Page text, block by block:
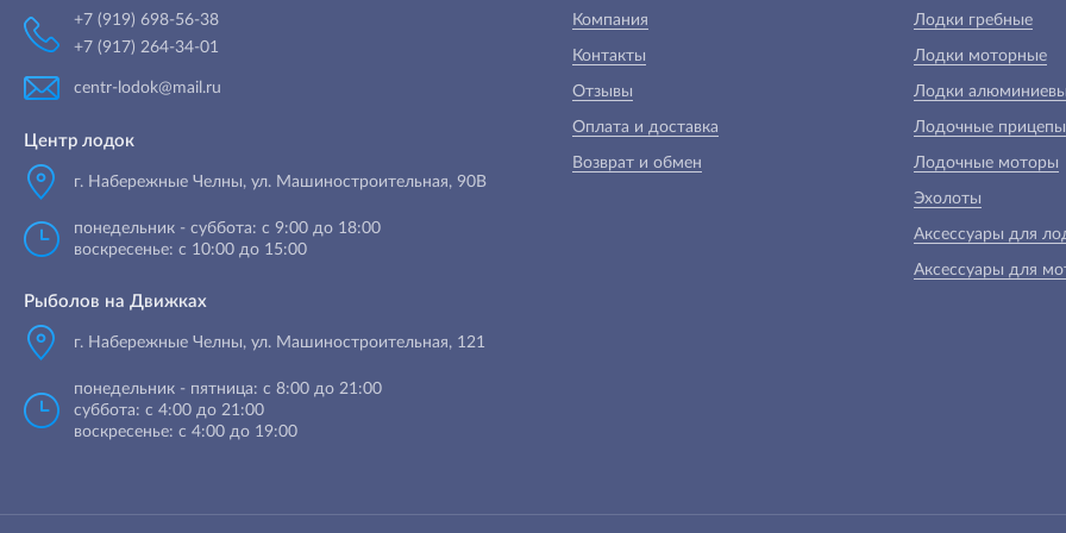
+7 (919) 698-56-38
+7 (917) 264-34-01
centr-lodok@mail.ru
Центр лодок
г. Набережные Челны, ул. Машиностроительная, 90B
понедельник - суббота: с 9:00 до 18:00
воскресенье: с 10:00 до 15:00
Рыболов на Движках
г. Набережные Челны, ул. Машиностроительная, 121
понедельник - пятница: с 8:00 до 21:00
суббота: с 4:00 до 21:00
воскресенье: с 4:00 до 19:00
Компания
Контакты
Отзывы
Оплата и доставка
Возврат и обмен
Лодки гребные
Лодки моторные
Лодки
Лодочные прицепы
Лодочные моторы
Эхолоты
Аксессуары для
Аксессуары для